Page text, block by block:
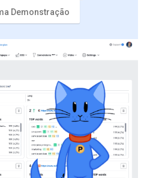
Demonstração